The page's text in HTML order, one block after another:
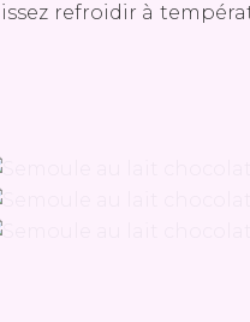
refroidir à